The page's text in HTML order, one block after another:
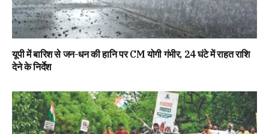
यूपी में बारिश से जन-धन की हानि पर CM योगी गंभीर, 24 घंटे में राहत राशि
देने के निर्देश